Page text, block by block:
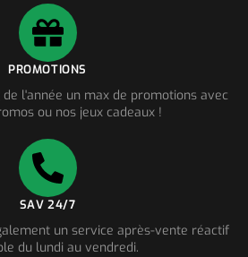
PROMOTIONS
l'année un max de promotions avec
ou nos jeux cadeaux !
SAV 24/7
un service après-vente réactif
du lundi au vendredi.